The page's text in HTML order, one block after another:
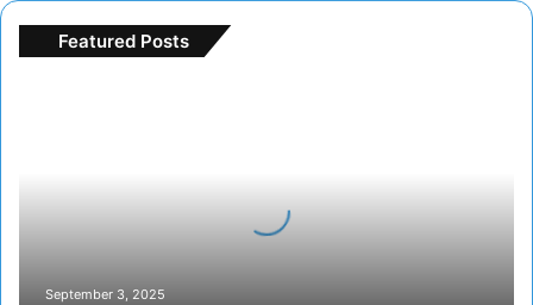
Featured Posts
September 3, 2025